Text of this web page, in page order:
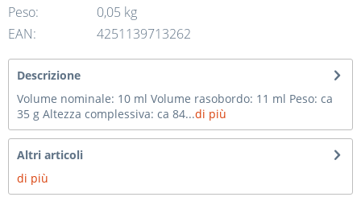
Peso:
0,05 kg
EAN:
4251139713262
Descrizione
Volume nominale: 10 ml Volume rasobordo: 11 ml Peso: ca
35 g Altezza complessiva: ca 84...di più
Altri articoli
di più